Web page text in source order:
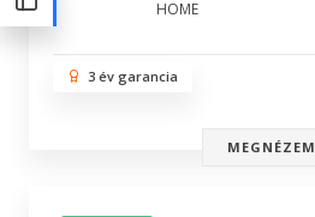
HOME
3 év garancia
MEGNÉZEM